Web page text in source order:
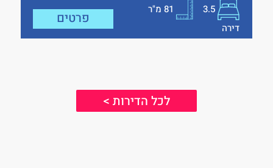
3.5
81מ"ר
דירה
פרטים
לכל הדירות >